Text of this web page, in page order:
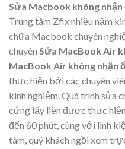
Sửa Macbook không
Trung tâm Zfix nhiều năm
chữa Macbook chuyên
chuyên Sửa MacBook Air
MacBook Air không nhận
thực hiện bởi các chuyên
kinh nghiệm. Quá trình sửa
cứng lấy liền được thực
đến 60 phút, cùng với linh
tâm, quý khách ngồi xem